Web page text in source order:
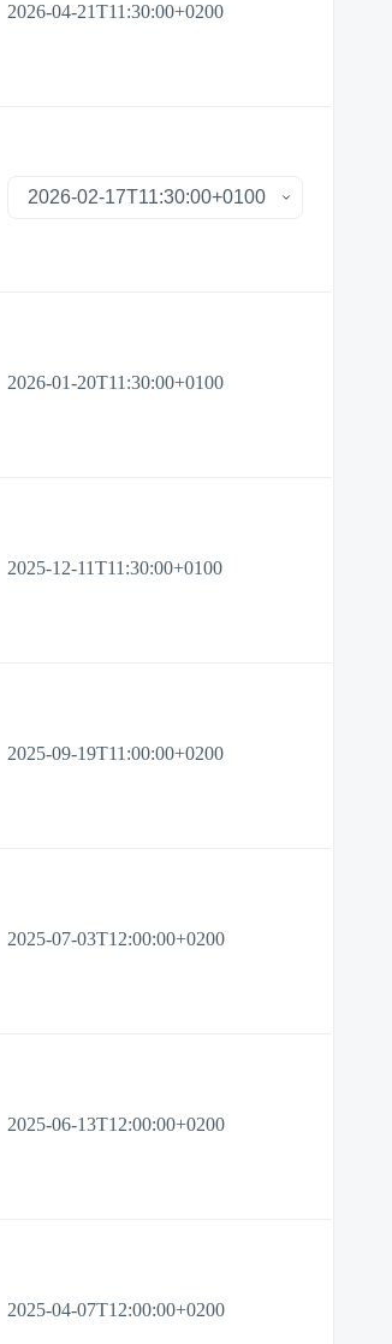
2026-04-21T11:30:00+0200
2026-01-20T11:30:00+0100
2025-12-11T11:30:00+0100
2025-09-19T11:00:00+0200
2025-07-03T12:00:00+0200
2025-06-13T12:00:00+0200
2025-04-07T12:00:00+0200